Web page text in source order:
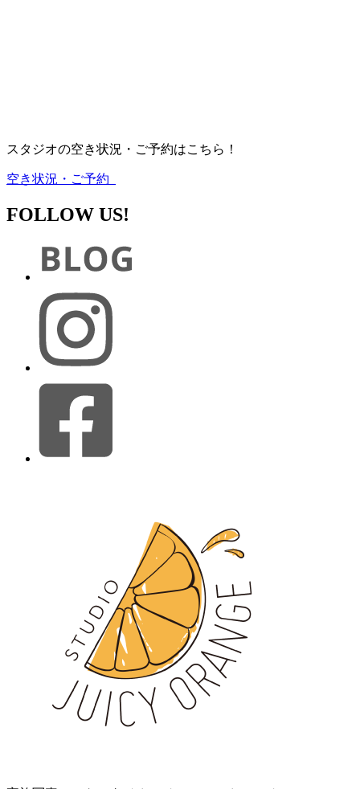
スタジオの空き状況・ご予約はこちら！
空き状況・ご予約
FOLLOW US!